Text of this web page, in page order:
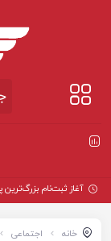
آغاز ثبت‌نام بزرگ‌ترین
خانه اجتماعی